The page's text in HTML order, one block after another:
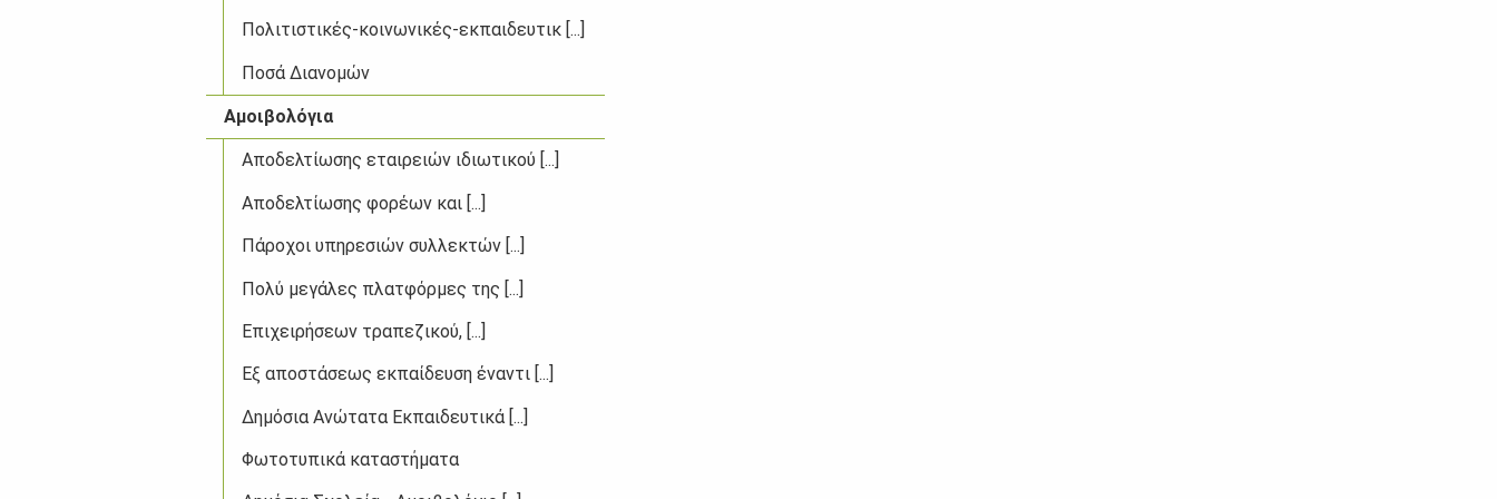
Πολιτιστικές-κοινωνικές-εκπαιδευτικ [...]
Ποσά Διανομών
Αμοιβολόγια
Αποδελτίωσης εταιρειών ιδιωτικού [...]
Αποδελτίωσης φορέων και [...]
Πάροχοι υπηρεσιών συλλεκτών [...]
Πολύ μεγάλες πλατφόρμες της [...]
Επιχειρήσεων τραπεζικού, [...]
Εξ αποστάσεως εκπαίδευση έναντι [...]
Δημόσια Ανώτατα Εκπαιδευτικά [...]
Φωτοτυπικά καταστήματα​